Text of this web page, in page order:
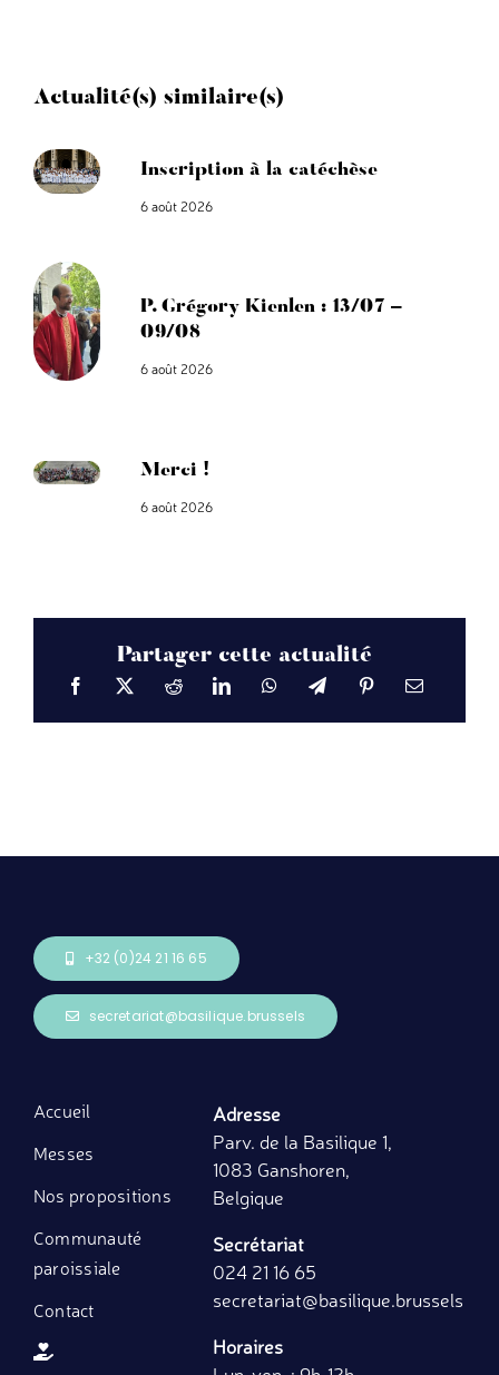
Actualité(s) similaire(s)
Inscription à la catéchèse
6 août 2026
P. Grégory Kienlen : 13/07 –
09/08
6 août 2026
Merci !
6 août 2026
Partager cette actualité
+32 (0)24 21 16 65
secretariat@basilique.brussels
Accueil
Messes
Nos propositions
Communauté
paroissiale
Contact
Adresse
Parv. de la Basilique 1,
1083 Ganshoren,
Belgique
Secrétariat
024 21 16 65
secretariat@basilique.brussels
Horaires